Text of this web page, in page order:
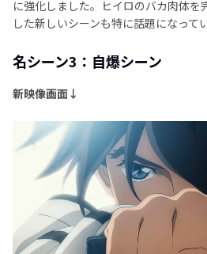
に強化しました。ヒイロのバカ肉体
した新しいシーンも特に話題になって
名シーン3：自爆シーン
新映像画面↓